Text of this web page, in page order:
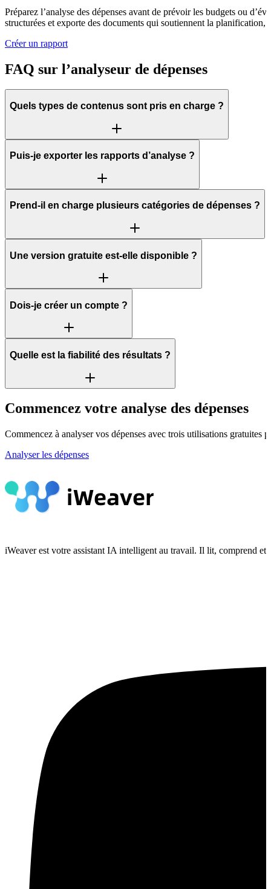
Préparez l’analyse des dépenses avant de prévoir les budgets ou
structurées et exporte des documents qui soutiennent la planification,
Créer un rapport
FAQ sur l’analyseur de dépenses
Quels types de contenus sont pris en charge ?
Puis-je exporter les rapports d’analyse ?
Prend-il en charge plusieurs catégories de dépenses ?
Une version gratuite est-elle disponible ?
Dois-je créer un compte ?
Quelle est la fiabilité des résultats ?
Commencez votre analyse des dépenses
Commencez à analyser vos dépenses avec trois utilisations gratuites
Analyser les dépenses
iWeaver est votre assistant IA intelligent au travail. Il lit, comprend et